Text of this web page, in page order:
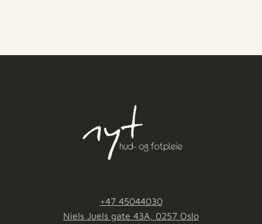
+47 45044030
Niels Juels gate 43A, 0257 Oslo